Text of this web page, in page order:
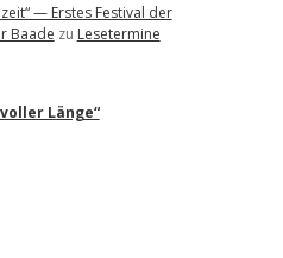
— Erstes Festival der
Baade zu Lesetermine
Länge“